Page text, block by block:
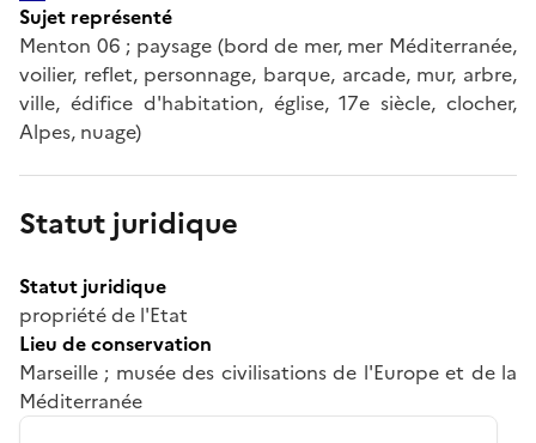
Sujet représenté
Menton 06 ; paysage (bord de mer, mer Méditerranée,
voilier, reflet, personnage, barque, arcade, mur, arbre,
ville, édifice d'habitation, église, 17e siècle, clocher,
Alpes, nuage)
Statut juridique
Statut juridique
propriété de l'Etat
Lieu de conservation
Marseille ; musée des civilisations de l'Europe et de la
Méditerranée